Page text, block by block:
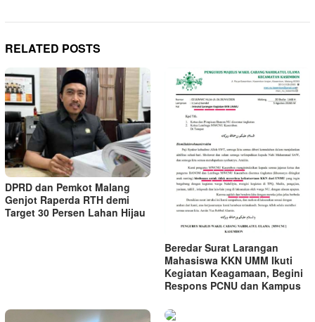
RELATED POSTS
DPRD dan Pemkot Malang
Genjot Raperda RTH demi
Target 30 Persen Lahan Hijau
Beredar Surat Larangan
Mahasiswa KKN UMM Ikuti
Kegiatan Keagamaan, Begini
Respons PCNU dan Kampus